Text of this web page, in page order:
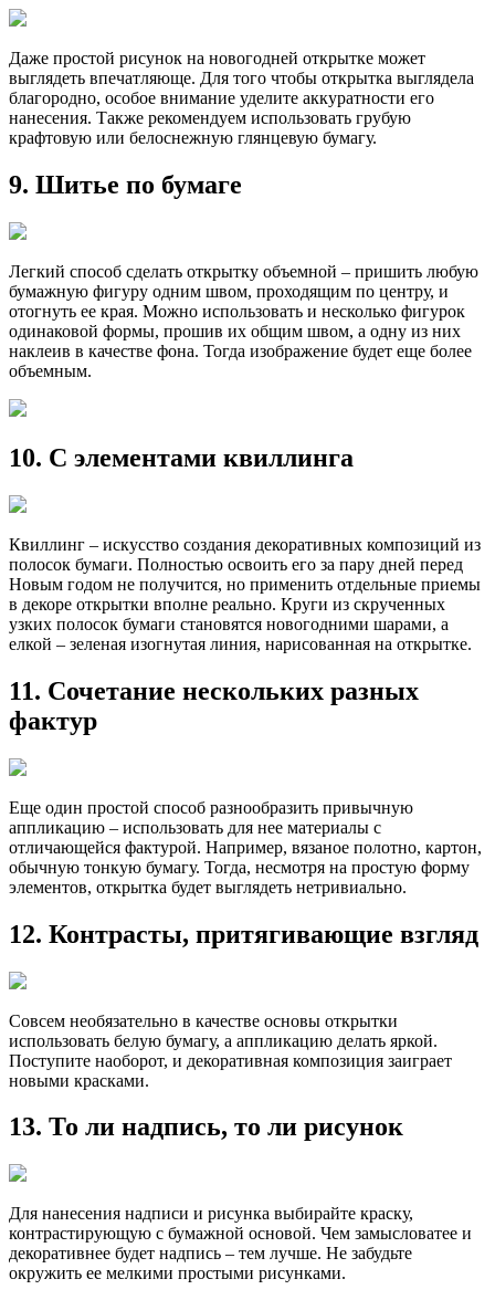
Даже простой рисунок на новогодней открытке может
выглядеть впечатляюще. Для того чтобы открытка выглядела
благородно, особое внимание уделите аккуратности его
нанесения. Также рекомендуем использовать грубую
крафтовую или белоснежную глянцевую бумагу.
9. Шитье по бумаге
Легкий способ сделать открытку объемной – пришить любую
бумажную фигуру одним швом, проходящим по центру, и
отогнуть ее края. Можно использовать и несколько фигурок
одинаковой формы, прошив их общим швом, а одну из них
наклеив в качестве фона. Тогда изображение будет еще более
объемным.
10. С элементами квиллинга
Квиллинг – искусство создания декоративных композиций из
полосок бумаги. Полностью освоить его за пару дней перед
Новым годом не получится, но применить отдельные приемы
в декоре открытки вполне реально. Круги из скрученных
узких полосок бумаги становятся новогодними шарами, а
елкой – зеленая изогнутая линия, нарисованная на открытке.
11. Сочетание нескольких разных
фактур
Еще один простой способ разнообразить привычную
аппликацию – использовать для нее материалы с
отличающейся фактурой. Например, вязаное полотно, картон,
обычную тонкую бумагу. Тогда, несмотря на простую форму
элементов, открытка будет выглядеть нетривиально.
12. Контрасты, притягивающие взгляд
Совсем необязательно в качестве основы открытки
использовать белую бумагу, а аппликацию делать яркой.
Поступите наоборот, и декоративная композиция заиграет
новыми красками.
13. То ли надпись, то ли рисунок
Для нанесения надписи и рисунка выбирайте краску,
контрастирующую с бумажной основой. Чем замысловатее и
декоративнее будет надпись – тем лучше. Не забудьте
окружить ее мелкими простыми рисунками.